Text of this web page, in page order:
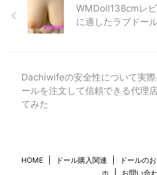
WMDoll138cmレ
に適したラブドー
Dachiwifeの安全性について実際
ールを注文して信頼できる代理
てみた
HOME ドール購入関連 ドールの
ホ
お問い合